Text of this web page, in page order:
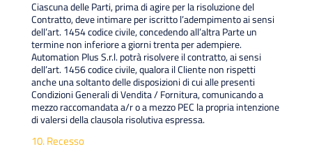
Ciascuna delle Parti, prima di agire per la risoluzione del
Contratto, deve intimare per iscritto l’adempimento ai sensi
dell’art. 1454 codice civile, concedendo all’altra Parte un
termine non inferiore a giorni trenta per adempiere.
Automation Plus S.r.l. potrà risolvere il contratto, ai sensi
dell’art. 1456 codice civile, qualora il Cliente non rispetti
anche una soltanto delle disposizioni di cui alle presenti
Condizioni Generali di Vendita / Fornitura, comunicando a
mezzo raccomandata a/r o a mezzo PEC la propria intenzione
di valersi della clausola risolutiva espressa.
10. Recesso